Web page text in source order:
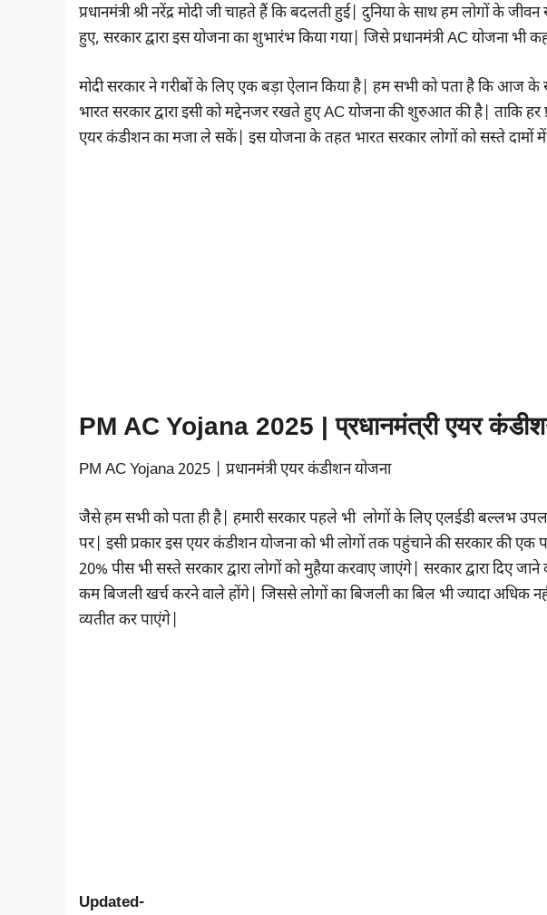
प्रधानमंत्री श्री नरेंद्र मोदी जी चाहते हैं कि बदलती हुई| दुनिया के साथ हम लोगों के
हुए, सरकार द्वारा इस योजना का शुभारंभ किया गया| जिसे प्रधानमंत्री AC योजना भी
मोदी सरकार ने गरीबों के लिए एक बड़ा ऐलान किया है| हम सभी को पता है कि आज के
भारत सरकार द्वारा इसी को मद्देनजर रखते हुए AC योजना की शुरुआत की है| ताकि
एयर कंडीशन का मजा ले सकें| इस योजना के तहत भारत सरकार लोगों को सस्ते दामों
PM AC Yojana 2025 | प्रधानमंत्री एयर
PM AC Yojana 2025 | प्रधानमंत्री एयर कंडीशन योजना
जैसे हम सभी को पता ही है| हमारी सरकार पहले भी लोगों के लिए एलईडी बल्लभ
पर| इसी प्रकार इस एयर कंडीशन योजना को भी लोगों तक पहुंचाने की सरकार की
20% पीस भी सस्ते सरकार द्वारा लोगों को मुहैया करवाए जाएंगे| सरकार द्वारा
कम बिजली खर्च करने वाले होंगे| जिससे लोगों का बिजली का बिल भी ज्यादा अधिक
व्यतीत कर पाएंगे|
Updated-